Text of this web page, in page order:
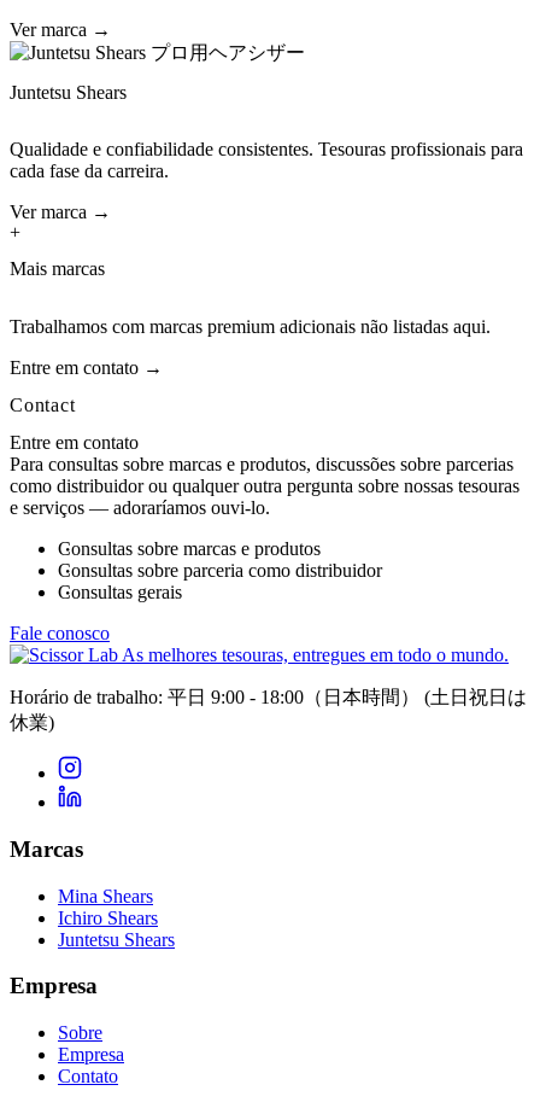
Ver marca →
Juntetsu Shears
Qualidade e confiabilidade consistentes. Tesouras profissionais para
cada fase da carreira.
Ver marca →
+
Mais marcas
Trabalhamos com marcas premium adicionais não listadas aqui.
Entre em contato →
Contact
Entre em contato
Para consultas sobre marcas e produtos, discussões sobre parcerias
como distribuidor ou qualquer outra pergunta sobre nossas tesouras
e serviços — adoraríamos ouvi-lo.
Consultas sobre marcas e produtos
Consultas sobre parceria como distribuidor
Consultas gerais
Fale conosco
As melhores tesouras, entregues em todo o mundo.
Horário de trabalho: 平日 9:00 - 18:00（日本時間） (土日祝日は
休業)
Marcas
Mina Shears
Ichiro Shears
Juntetsu Shears
Empresa
Sobre
Empresa
Contato